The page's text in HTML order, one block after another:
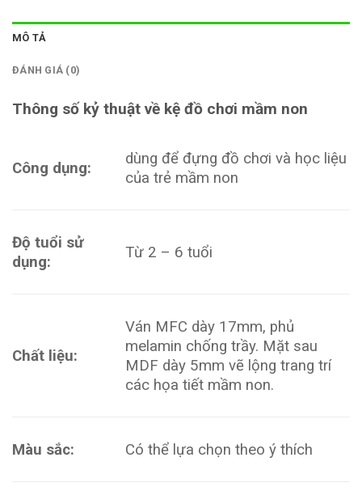
MÔ TẢ
ĐÁNH GIÁ (0)
Thông số kỷ thuật về kệ đồ chơi mầm non
Công dụng:
dùng để đựng đồ chơi và học liệu
của trẻ mầm non
Độ tuổi sử
dụng:
Từ 2 – 6 tuổi
Chất liệu:
Ván MFC dày 17mm, phủ
melamin chống trầy. Mặt sau
MDF dày 5mm vẽ lộng trang trí
các họa tiết mầm non.
Màu sắc: Có thể lựa chọn theo ý thích